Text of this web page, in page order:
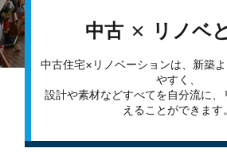
中古 リノベ
中古住宅×リノベーションは、新築
やすく、
設計や素材などすべてを自分流に
えることができます。